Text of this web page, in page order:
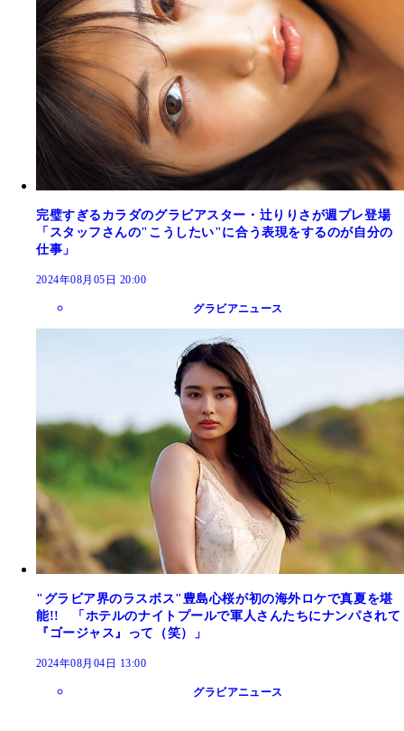
完璧すぎるカラダのグラビアスター・辻りりさが週プレ登場
「スタッフさんの"こうしたい"に合う表現をするのが自分の
仕事」
2024年08月05日 20:00
グラビアニュース
"グラビア界のラスボス"豊島心桜が初の海外ロケで真夏を堪
能!! 「ホテルのナイトプールで軍人さんたちにナンパされて
『ゴージャス』って（笑）」
2024年08月04日 13:00
グラビアニュース